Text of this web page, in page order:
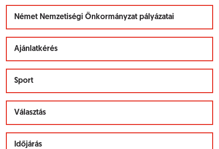
Német Nemzetiségi Önkormányzat pályázatai
Ajánlatkérés
Sport
Választás
Időjárás